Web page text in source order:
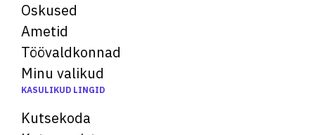
Oskused
Ametid
Töövaldkonnad
Minu valikud
KASULIKUD LINGID
Kutsekoda